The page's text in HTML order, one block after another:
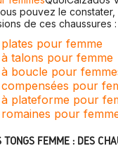
pouvez le constater,
de ces chaussures :
pour femme
à talons pour femme
à boucle pour
pour
à plateforme pour
pour
TONGS FEMME : DES